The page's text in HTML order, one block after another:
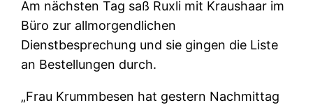
Am nächsten Tag saß Ruxli mit Kraushaar im
Büro zur allmorgendlichen
Dienstbesprechung und sie gingen die Liste
an Bestellungen durch.
„Frau Krummbesen hat gestern Nachmittag